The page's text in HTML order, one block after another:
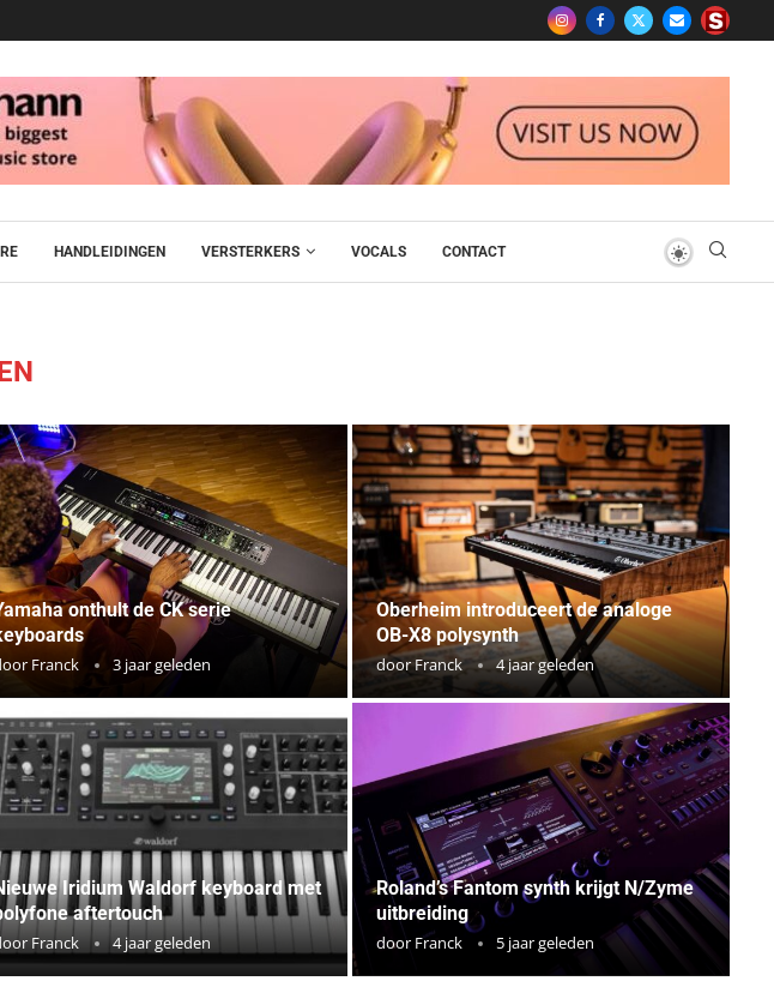
HANDLEIDINGEN VERSTERKERS VOCALS CONTACT
onthult de CK serie
Franck 3 jaar geleden
Oberheim introduceert de analoge
OB-X8 polysynth
doorFranck 4 jaar geleden
Iridium Waldorf keyboard met
aftertouch
Franck 4 jaar geleden
Roland’s Fantom synth krijgt N/Zyme
uitbreiding
door Franck 5 jaar geleden